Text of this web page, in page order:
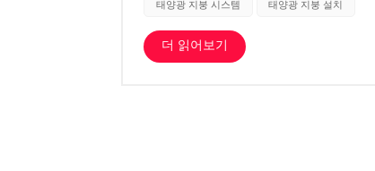
인 작업자가 감전사를 당할 가능성이 있습
그리드 연결이 없으면 태양광 인버터는 다
여 주전자를 끓이고 있는데 주전자가 깜박
태양광 지붕 시스템 태양광 지붕 설치
더 읽어보기